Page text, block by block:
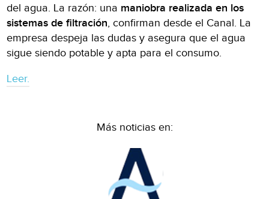
del agua. La razón: una maniobra realizada en los
sistemas de filtración, confirman desde el Canal. La
empresa despeja las dudas y asegura que el agua
sigue siendo potable y apta para el consumo.
Leer.
Más noticias en: